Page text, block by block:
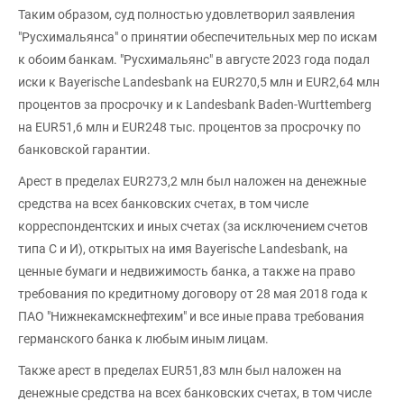
Таким образом, суд полностью удовлетворил заявления
"Русхимальянса" о принятии обеспечительных мер по искам
к обоим банкам. "Русхимальянс" в августе 2023 года подал
иски к Bayerische Landesbank на EUR270,5 млн и EUR2,64 млн
процентов за просрочку и к Landesbank Baden-Wurttemberg
на EUR51,6 млн и EUR248 тыс. процентов за просрочку по
банковской гарантии.
Арест в пределах EUR273,2 млн был наложен на денежные
средства на всех банковских счетах, в том числе
корреспондентских и иных счетах (за исключением счетов
типа С и И), открытых на имя Bayerische Landesbank, на
ценные бумаги и недвижимость банка, а также на право
требования по кредитному договору от 28 мая 2018 года к
ПАО "Нижнекамскнефтехим" и все иные права требования
германского банка к любым иным лицам.
Также арест в пределах EUR51,83 млн был наложен на
денежные средства на всех банковских счетах, в том числе